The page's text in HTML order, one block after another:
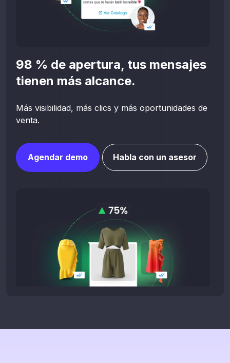
98 % de apertura, tus mensajes
tienen más alcance.
Más visibilidad, más clics y más oportunidades de
venta.
Agendar demo Habla con un asesor